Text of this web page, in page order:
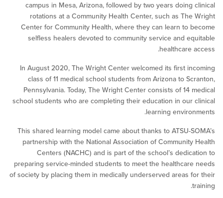
campus in Mesa, Arizona, followed by two years
rotations at a Community Health Center, such as
Center for Community Health, where they can learn to
selfless healers devoted to community service and
In August 2020, The Wright Center welcomed its first
class of 11 medical school students from Arizona to
Pennsylvania. Today, The Wright Center consists of 14
school students who are completing their education in
learning
This shared learning model came about thanks to ATSU-
partnership with the National Association of
Centers (NACHC) and is part of the school’s
preparing service-minded students to meet the
of society by placing them in medically underserved areas